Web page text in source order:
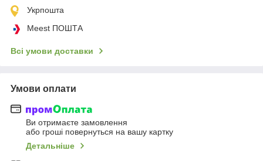
Укрпошта
Meest ПОШТА
Всі умови доставки
Умови оплати
Ви отримаєте замовлення
або гроші повернуться на вашу картку
Детальніше